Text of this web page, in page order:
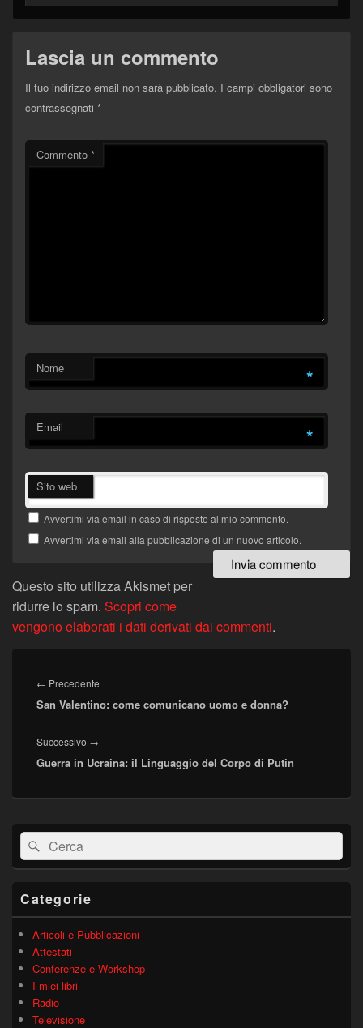
Lascia un commento
Il tuo indirizzo email non sarà pubblicato. I campi obbligatori sono
contrassegnati *
Commento *
Nome *
Email *
Sito web
Avvertimi via email in caso di risposte al mio commento.
Avvertimi via email alla pubblicazione di un nuovo articolo.
Questo sito utilizza Akismet per
ridurre lo spam. Scopri come
vengono elaborati i dati derivati dai commenti.
articoli
← Precedente
precedente:
San Valentino: come comunicano uomo e donna?
Successivo →
successivo:
Guerra in Ucraina: il Linguaggio del Corpo di Putin
Area
widget
barra
laterale
Cerca:Cerca
Categorie
Articoli e Pubblicazioni
Attestati
Conferenze e Workshop
I miei libri
Radio
Televisione